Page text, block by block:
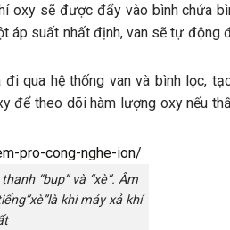
oxy sẽ được đẩy vào bình chứa
áp suất nhất định, van sẽ tự động
qua hệ thống van và bình lọc,
để theo dõi hàm lượng oxy nếu
“bụp” và “xè”. Âm
khi máy xả khí